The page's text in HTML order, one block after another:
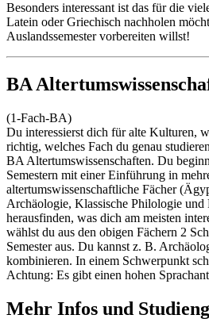
Besonders interessant ist das für die
Latein oder Griechisch nachholen
Auslandssemester vorbereiten willst!
BA
(1-Fach-BA)
Du interessierst dich für alte Kulturen,
richtig, welches Fach du genau
BA Altertumswissenschaften. Du
Semestern mit einer Einführung in
altertumswissenschaftliche Fächer
Archäologie, Klassische Philologie und
herausfinden, was dich am meisten
wählst du aus den obigen Fächern 2
Semester aus. Du kannst z. B.
kombinieren. In einem Schwerpunkt
Achtung: Es gibt einen hohen
Mehr Infos und